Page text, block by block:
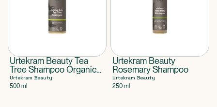
Urtekram Beauty Tea
Tree Shampoo Organic
500 ml
Urtekram Beauty
500 ml
Urtekram Beauty
Rosemary Shampoo
Urtekram Beauty
250 ml